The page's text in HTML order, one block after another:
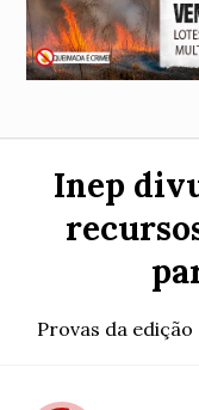
Inep
Provas da